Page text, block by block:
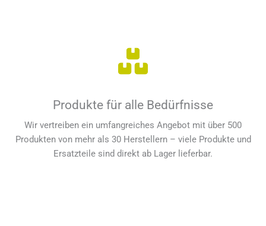
Produkte für alle Bedürfnisse
Wir vertreiben ein umfangreiches Angebot mit über 500
Produkten von mehr als 30 Herstellern – viele Produkte und
Ersatzteile sind direkt ab Lager lieferbar.